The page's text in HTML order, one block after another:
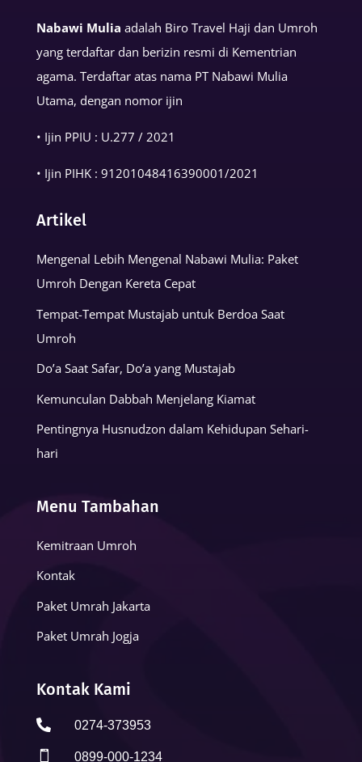
Muslim
Nabawi Mulia adalah Biro Travel Haji dan Umroh
yang terdaftar dan berizin resmi di Kementrian
agama. Terdaftar atas nama PT Nabawi Mulia
Utama, dengan nomor ijin
• Ijin PPIU : U.277 / 2021
• Ijin PIHK : 91201048416390001/2021
Artikel
Mengenal Lebih Mengenal Nabawi Mulia: Paket
Umroh Dengan Kereta Cepat
Tempat-Tempat Mustajab untuk Berdoa Saat
Umroh
Do’a Saat Safar, Do’a yang Mustajab
Kemunculan Dabbah Menjelang Kiamat
Pentingnya Husnudzon dalam Kehidupan Sehari-
hari
Menu Tambahan
Kemitraan Umroh
Kontak
Paket Umrah Jakarta
Paket Umrah Jogja
Kontak Kami
 0274-373953
 0899-000-1234